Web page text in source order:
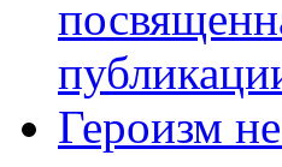
Героизм